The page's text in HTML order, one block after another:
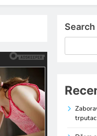
Search
trputac